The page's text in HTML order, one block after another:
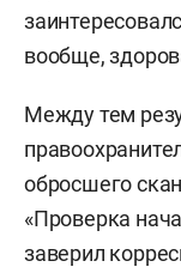
вообще,
Между тем
обросшего
«Проверка
заверил